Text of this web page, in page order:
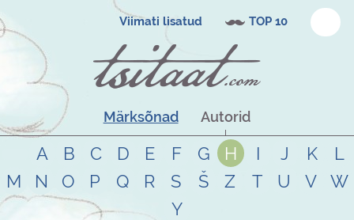
Viimati lisatud TOP 10
Märksõnad Autorid
A B C D E F G H I J K
L
M
N O P Q R S Š Z T U V
W
Y